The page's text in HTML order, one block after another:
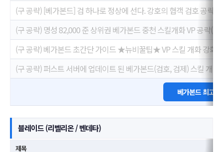
(구 공략) [베가본드] 검 하나로 정상에 선다. 강호의 협객 검호 공략.
(구 공략) 명성 82,000 준 상위권 베가본드 중천 스킬개화 VP 공략(
(구 공략) 베가본드 초간단 가이드 ★뉴비꿀팁★ VP 스킬 개화 강화
(구 공략) 퍼스트 서버에 업데이트 된 베가본드(검호, 검제) 스킬 개화
베가본드 최고
블레이드 (리벨리온 / 벤데타)
제목